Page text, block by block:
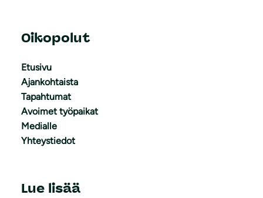
Oikopolut
Etusivu
Ajankohtaista
Tapahtumat
Avoimet työpaikat
Medialle
Yhteystiedot
Lue lisää